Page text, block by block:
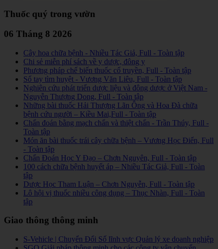
Thuốc quý trong vườn
06 Tháng 8 2026
Cây hoa chữa bệnh - Nhiều Tác Giả, Full - Toàn tập
Chi sẻ miễn phí sách về y dược, đông y
Phương pháp chế biến thuốc cổ truyền, Full - Toàn tập
Sổ tay tìm huyệt - Vương Văn Liêu, Full - Toàn tập
Nghiên cứu phát triển dược liệu và đông dược ở Việt Nam -
Nguyễn Thượng Dong, Full - Toàn tập
Những bài thuốc Hải Thượng Lãn Ông và Hoa Đà chữa
bệnh cứu người – Kiều Mai,Full - Toàn tập
Chẩn đoán bằng mạch chẩn và thiệt chẩn - Trần Thúy, Full -
Toàn tập
Món ăn bài thuốc trái cây chữa bệnh – Vương Học Điển, Full
- Toàn tập
Chẩn Đoán Học Y Đạo – Chơn Nguyên, Full - Toàn tập
100 cách chữa bệnh huyết áp – Nhiều Tác Giả, Full - Toàn
tập
Dược Học Tham Luận – Chơn Nguyễn, Full - Toàn tập
Lô hội vị thuốc nhiều công dụng – Thục Nhàn, Full - Toàn
tập
Giao thông thông minh
S-Vehicle | Chuyển Đổi Số lĩnh vực Quản lý xe doanh nghiệp